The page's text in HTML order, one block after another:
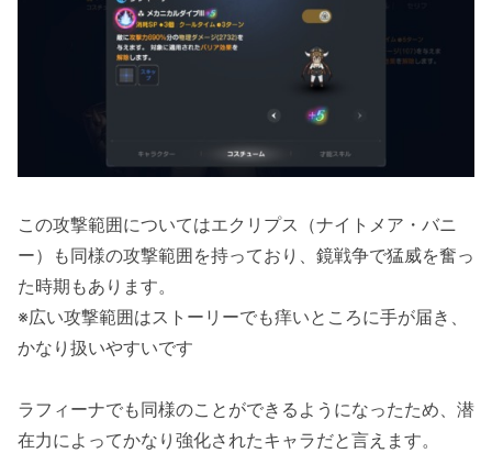
この攻撃範囲についてはエクリプス（ナイトメア・バニ
ー）も同様の攻撃範囲を持っており、鏡戦争で猛威を奮っ
た時期もあります。
※広い攻撃範囲はストーリーでも痒いところに手が届き、
かなり扱いやすいです
ラフィーナでも同様のことができるようになったため、潜
在力によってかなり強化されたキャラだと言えます。